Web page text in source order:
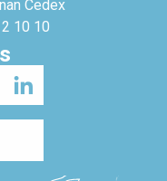
Cedex
10 10